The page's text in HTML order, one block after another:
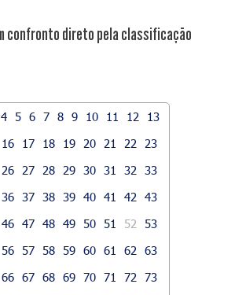
confronto direto pela classificação
4 5 6 7 8 9 10 11 12
13
16 17 18 19 20 21 22
23
26 27 28 29 30 31 32
33
36 37 38 39 40 41 42
43
46 47 48 49 50 51 52
53
56 57 58 59 60 61 62
63
66 67 68 69 70 71 72
73